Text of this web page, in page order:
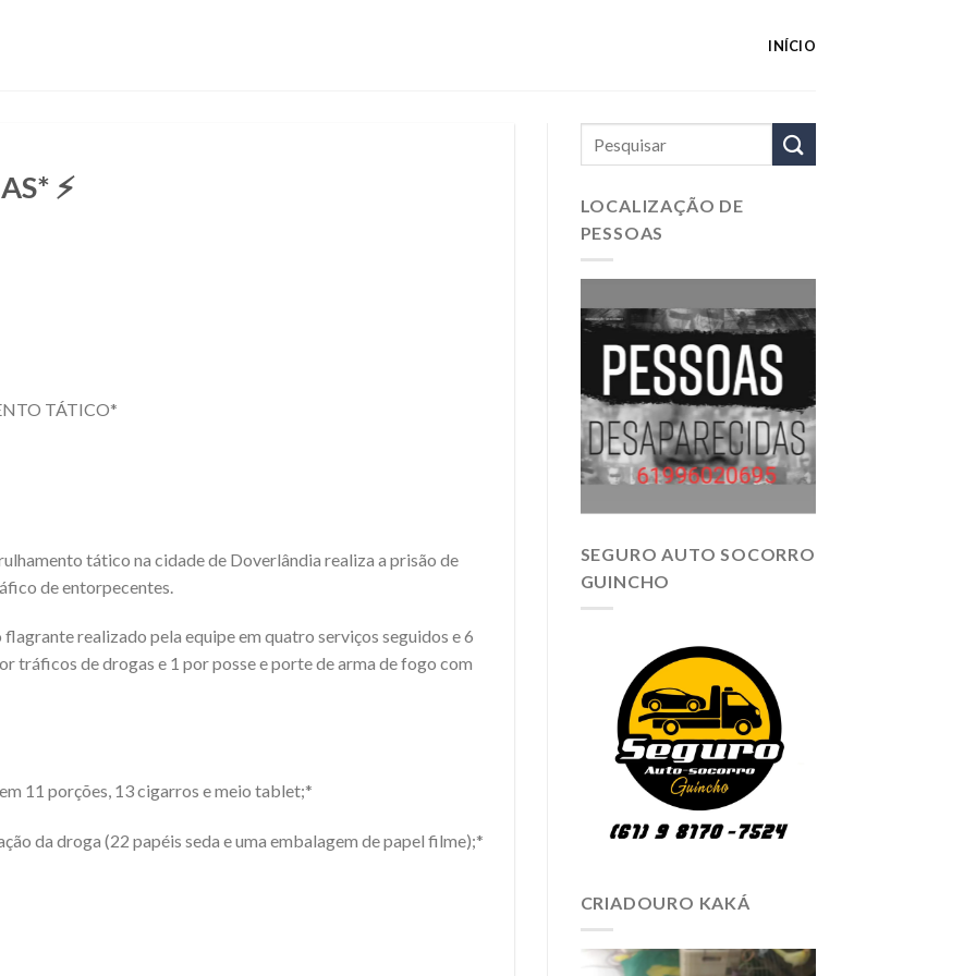
INÍCIO
⚡
TÁTICO*
tático na cidade de Doverlândia realiza a prisão de
de entorpecentes.
realizado pela equipe em quatro serviços seguidos e 6
tráficos de drogas e 1 por posse e porte de arma de fogo com
11 porções, 13 cigarros e meio tablet;*
da droga (22 papéis seda e uma embalagem de papel filme);*
LOCALIZAÇÃO DE
PESSOAS
SEGURO AUTO SOCORRO
GUINCHO
CRIADOURO KAKÁ